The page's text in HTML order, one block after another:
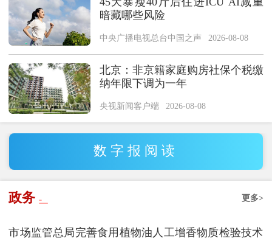
暗藏哪些风险
中央广播电视总台中国之声 2026-08-08
北京：非京籍家庭购房社保个税缴
纳年限下调为一年
央视新闻客户端 2026-08-08
数字报阅读
更多>
政务
市场监管总局完善食用植物油人工增香物质检验技术